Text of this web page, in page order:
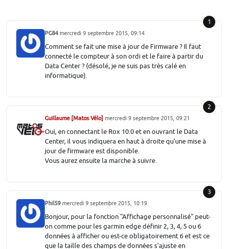
1
PG84mercredi 9 septembre 2015, 09:14
Comment se fait une mise à jour de Firmware ? Il faut
connecté le compteur à son ordi et le faire à partir du
Data Center ? (désolé, je ne suis pas très calé en
informatique).
2
Guillaume [Matos Vélo] mercredi 9 septembre 2015, 09:21
Oui, en connectant le Rox 10.0 et en ouvrant le Data
Center, il vous indiquera en haut à droite qu'une mise à
jour de firmware est disponible.
Vous aurez ensuite la marche à suivre.
3
Phil59 mercredi 9 septembre 2015, 10:19
Bonjour, pour la fonction "Affichage personnalisé" peut-
on comme pour les garmin edge définir 2, 3, 4, 5 ou 6
données à afficher ou est-ce obligatoirement 6 et est ce
que la taille des champs de données s'ajuste en